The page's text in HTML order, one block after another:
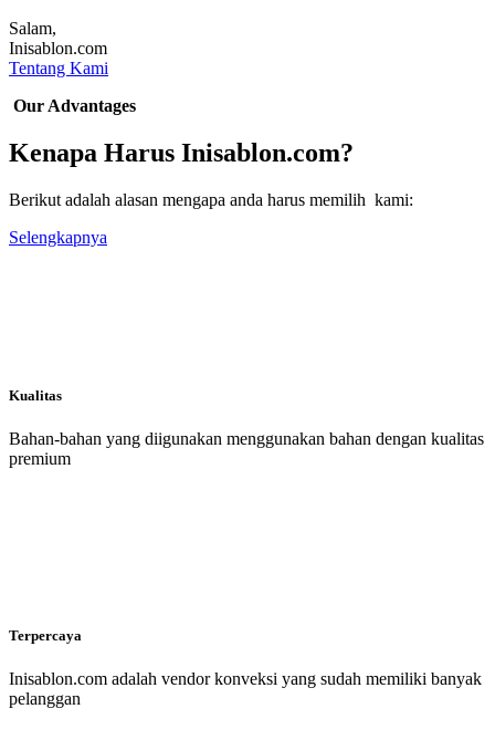
Salam,
Inisablon.com
Tentang Kami
Our Advantages
Kenapa Harus Inisablon.com?
Berikut adalah alasan mengapa anda harus memilih kami:
Selengkapnya
Kualitas
Bahan-bahan yang diigunakan menggunakan bahan dengan kualitas
premium
Terpercaya
Inisablon.com adalah vendor konveksi yang sudah memiliki banyak
pelanggan